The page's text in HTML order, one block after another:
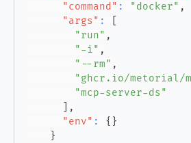
"command" : "docker" ,
"args" :
"run" ,
"-i" ,
"--rm" ,
"ghcr.io/metorial/
"mcp-server-ds"
,
"env" : { }
}